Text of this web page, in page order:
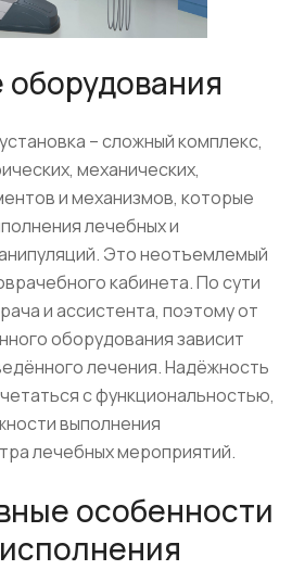
– сложный комплекс,
механических,
и механизмов, которые
лечебных и
Это неотъемлемый
кабинета. По сути
и ассистента, поэтому от
оборудования зависит
лечения. Надёжность
с функциональностью,
выполнения
лечебных мероприятий.
особенности